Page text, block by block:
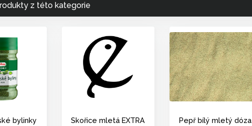
z této kategorie
bylinky
Skořice mletá EXTRA
Pepř bílý mletý dóza